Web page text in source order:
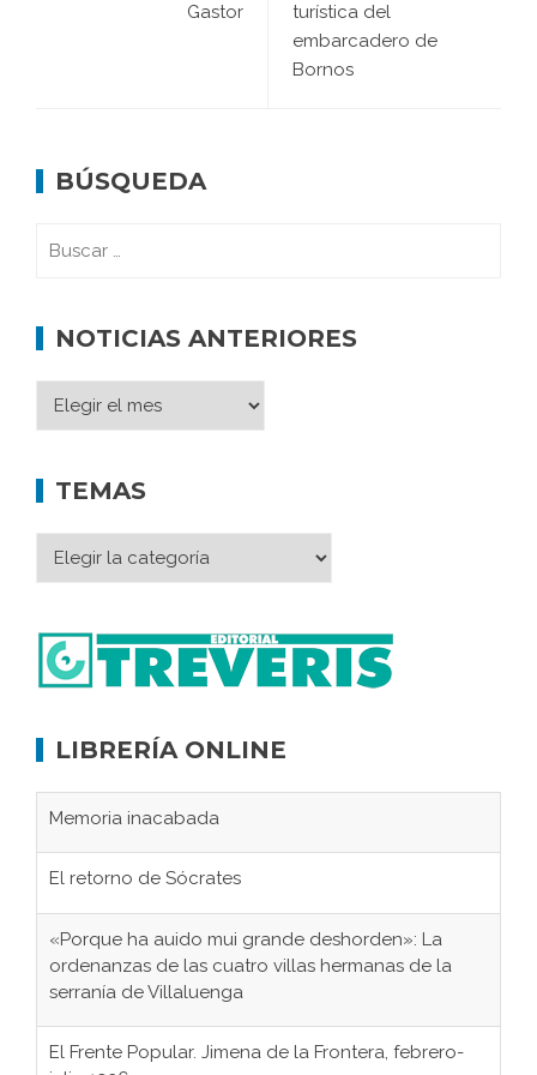
Gastor
turística del
embarcadero de
Bornos
BÚSQUEDA
NOTICIAS ANTERIORES
TEMAS
LIBRERÍA ONLINE
Memoria inacabada
El retorno de Sócrates
«Porque ha auido mui grande deshorden»: La
ordenanzas de las cuatro villas hermanas de la
serranía de Villaluenga
El Frente Popular. Jimena de la Frontera, febrero-